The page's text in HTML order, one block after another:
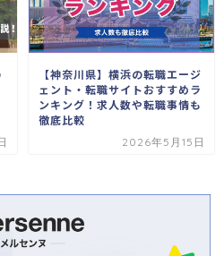
【神奈川県】横浜の転職エージ
ェント・転職サイトおすすめラ
ンキング！求人数や転職事情も
徹底比較
2026年5月15日